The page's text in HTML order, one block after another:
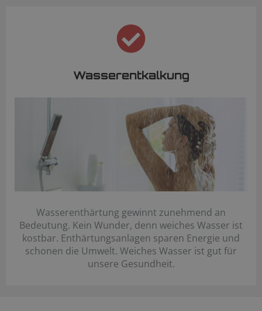
Wasserentkalkung
Wasserenthärtung gewinnt zunehmend an
Bedeutung. Kein Wunder, denn weiches Wasser ist
kostbar. Enthärtungsanlagen sparen Energie und
schonen die Umwelt. Weiches Wasser ist gut für
unsere Gesundheit.